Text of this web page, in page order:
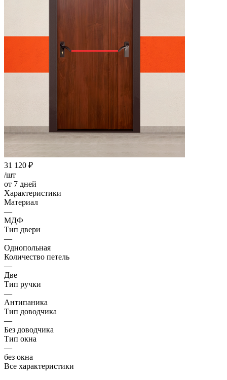
31 120 ₽
/шт
от 7 дней
Характеристики
Материал
—
МДФ
Тип двери
—
Однопольная
Количество петель
—
Две
Тип ручки
—
Антипаника
Тип доводчика
—
Без доводчика
Тип окна
—
без окна
Все характеристики